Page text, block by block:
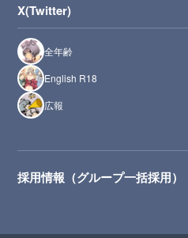
X(Twitter)
全年齢
English R18
広報
採用情報（グループ一括採用）